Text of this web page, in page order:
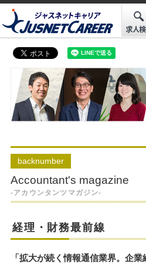
backnumber
Accountant's magazine
-アカウンタンツマガジン-
経理・財務最前線
「拡大が続く情報通信業界。企